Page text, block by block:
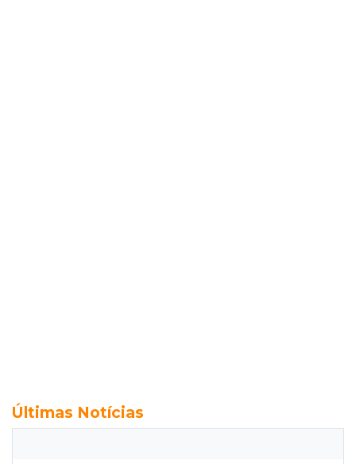
Últimas Notícias